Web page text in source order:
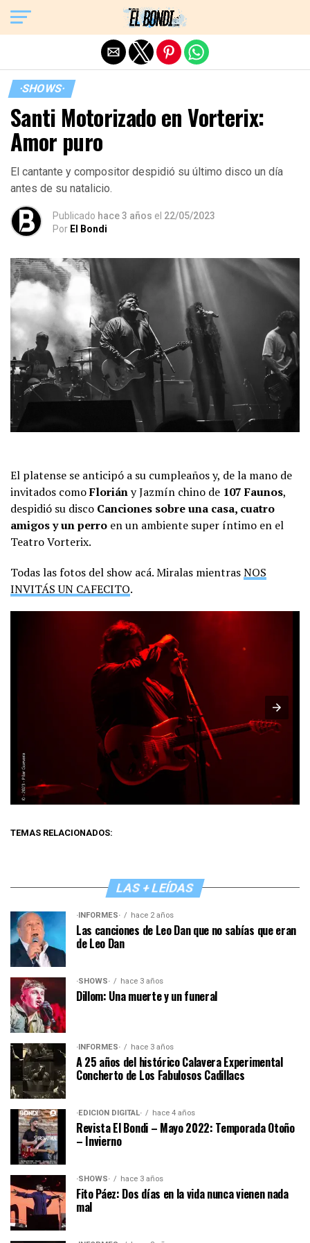
·SHOWS·
Santi Motorizado en Vorterix:
Amor puro
El cantante y compositor despidió su último disco un día
antes de su natalicio.
Publicado hace 3 años el 22/05/2023
Por El Bondi
El platense se anticipó a su cumpleaños y, de la mano de
invitados comoFloriány Jazmín chino de 107 Faunos,
despidió su disco Canciones sobre una casa, cuatro
amigos y un perro en un ambiente super íntimo en el
Teatro Vorterix.
Todas las fotos del show acá. Miralas mientrasNOS
INVITÁS UN CAFECITO.
TEMAS RELACIONADOS:
LAS + LEÍDAS
·INFORMES· hace 2 años
Las canciones de Leo Dan que no sabías que eran
de Leo Dan
·SHOWS· hace 3 años
Dillom: Una muerte y un funeral
·INFORMES· hace 3 años
A 25 años del histórico Calavera Experimental
Concherto de Los Fabulosos Cadillacs
·EDICIÓN DIGITAL· hace 4 años
Revista El Bondi – Mayo 2022: Temporada Otoño
– Invierno
·SHOWS· hace 3 años
Fito Páez: Dos días en la vida nunca vienen nada
mal
Exit mobile version